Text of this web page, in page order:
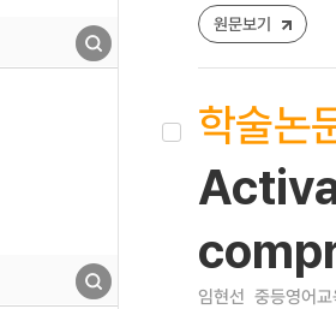
원문보기
학술논
임현선 중등영어